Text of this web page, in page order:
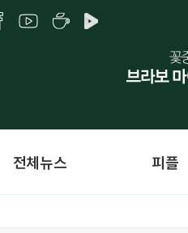
전체뉴스 피플